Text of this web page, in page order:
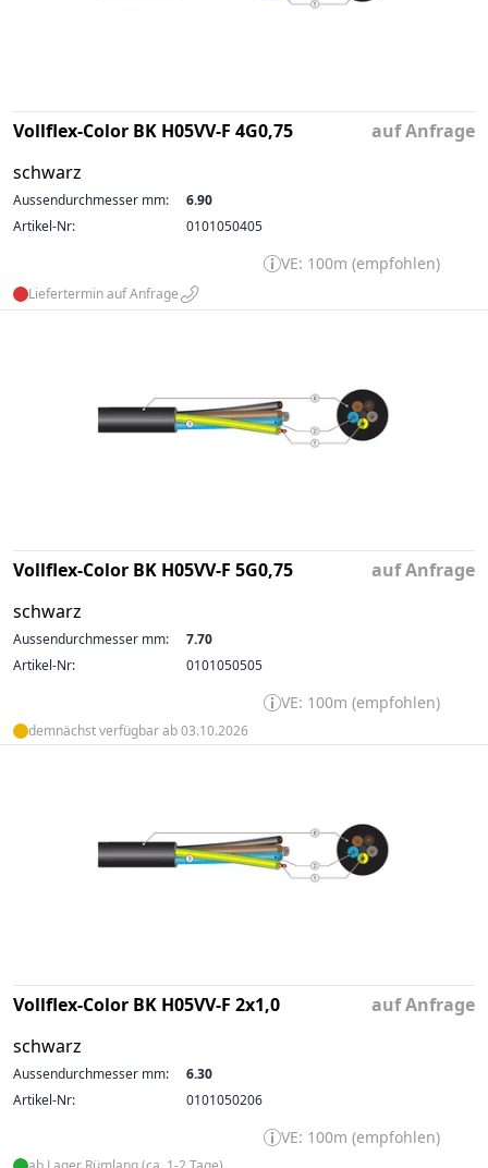
Vollflex-Color BK H05VV-F 4G0,75
schwarz
auf Anfrage
Aussendurchmesser mm:
6.90
Artikel-Nr:
0101050405
VE: 100m (empfohlen)
Liefertermin auf Anfrage
Vollflex-Color BK H05VV-F 5G0,75
schwarz
auf Anfrage
Aussendurchmesser mm:
7.70
Artikel-Nr:
0101050505
VE: 100m (empfohlen)
demnächst verfügbar ab 03.10.2026
Vollflex-Color BK H05VV-F 2x1,0
schwarz
auf Anfrage
Aussendurchmesser mm:
6.30
Artikel-Nr:
0101050206
VE: 100m (empfohlen)